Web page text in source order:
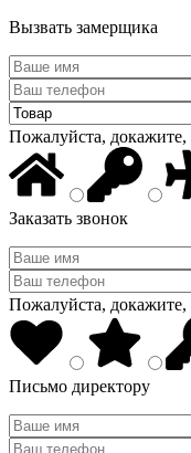
Вызвать замерщика
Пожалуйста,
Заказать звонок
Пожалуйста,
Письмо директору